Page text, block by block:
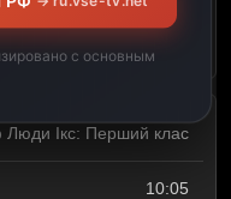
описание
Люди Ікс: Перший клас
10:05
с основным